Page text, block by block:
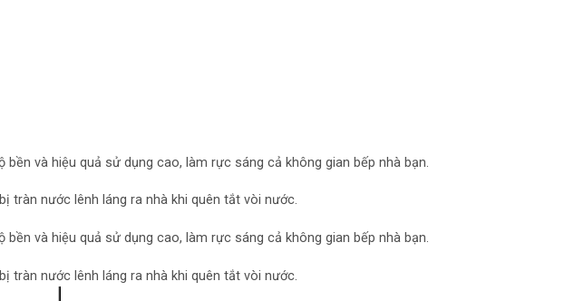
và hiệu quả sử dụng cao, làm rực sáng cả không gian bếp nhà bạn.
tràn nước lênh láng ra nhà khi quên tắt vòi nước.
và hiệu quả sử dụng cao, làm rực sáng cả không gian bếp nhà bạn.
tràn nước lênh láng ra nhà khi quên tắt vòi nước.